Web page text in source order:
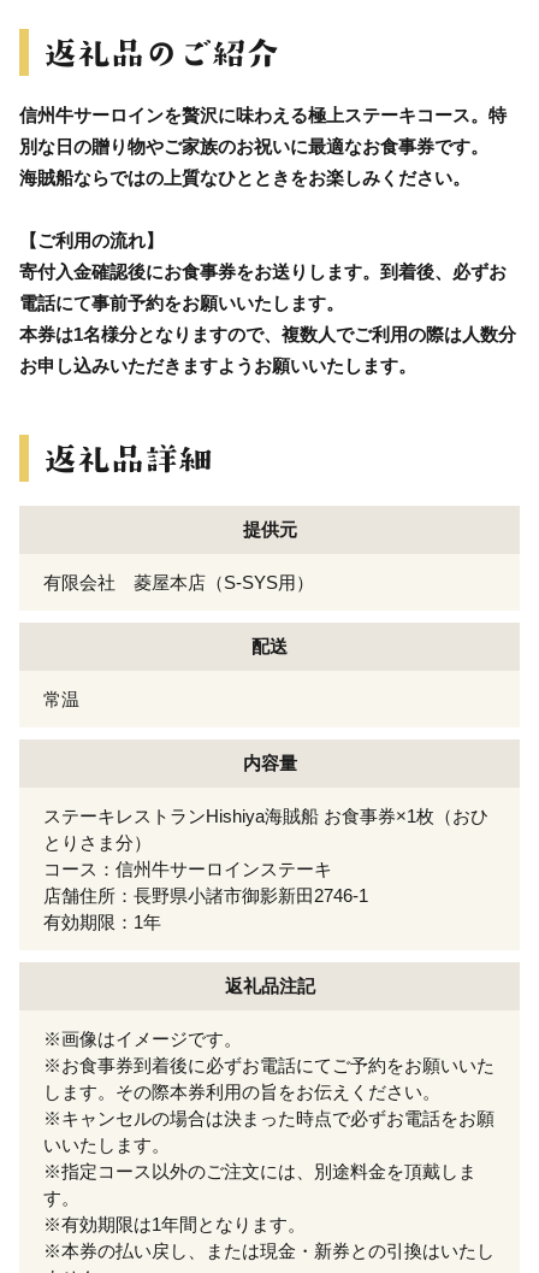
信州牛サーロインを贅沢に味わえる極上ステーキコース。特
別な日の贈り物やご家族のお祝いに最適なお食事券です。
海賊船ならではの上質なひとときをお楽しみください。
【ご利用の流れ】
寄付入金確認後にお食事券をお送りします。到着後、必ずお
電話にて事前予約をお願いいたします。
本券は1名様分となりますので、複数人でご利用の際は人数分
お申し込みいただきますようお願いいたします。
提供元
有限会社 菱屋本店（S-SYS用）
配送
常温
内容量
ステーキレストランHishiya海賊船 お食事券×1枚（おひ
とりさま分）
コース：信州牛サーロインステーキ
店舗住所：長野県小諸市御影新田2746-1
有効期限：1年
返礼品注記
※画像はイメージです。
※お食事券到着後に必ずお電話にてご予約をお願いいた
します。その際本券利用の旨をお伝えください。
※キャンセルの場合は決まった時点で必ずお電話をお願
いいたします。
※指定コース以外のご注文には、別途料金を頂戴しま
す。
※有効期限は1年間となります。
※本券の払い戻し、または現金・新券との引換はいたし